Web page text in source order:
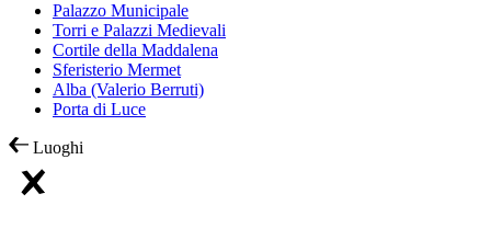
Palazzo Municipale
Torri e Palazzi Medievali
Cortile della Maddalena
Sferisterio Mermet
Alba (Valerio Berruti)
Porta di Luce
Luoghi